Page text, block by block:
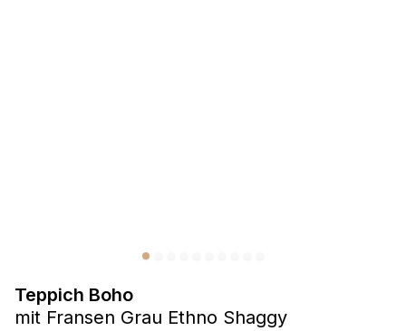
Teppich Boho
mit Fransen Grau Ethno Shaggy
Marketing